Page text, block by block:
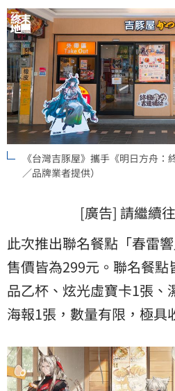
《台灣吉豚屋》攜手《明日方舟
／品牌業者提供）
[廣告] 請繼續
此次推出聯名餐點「春雷
售價皆為299元。聯名餐
品乙杯、炫光虛寶卡1張、
海報1張，數量有限，極具